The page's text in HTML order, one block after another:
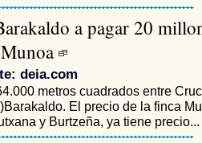
a pagar 20
deia.com
metros cuadrados entre
El precio de la finca
y Burtzeña, ya tiene precio...